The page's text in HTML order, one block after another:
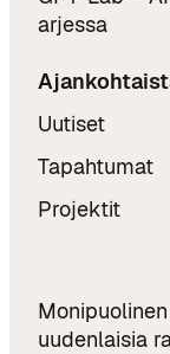
arjessa
Uutiset
Tapahtumat
Projektit
uudenlaisia